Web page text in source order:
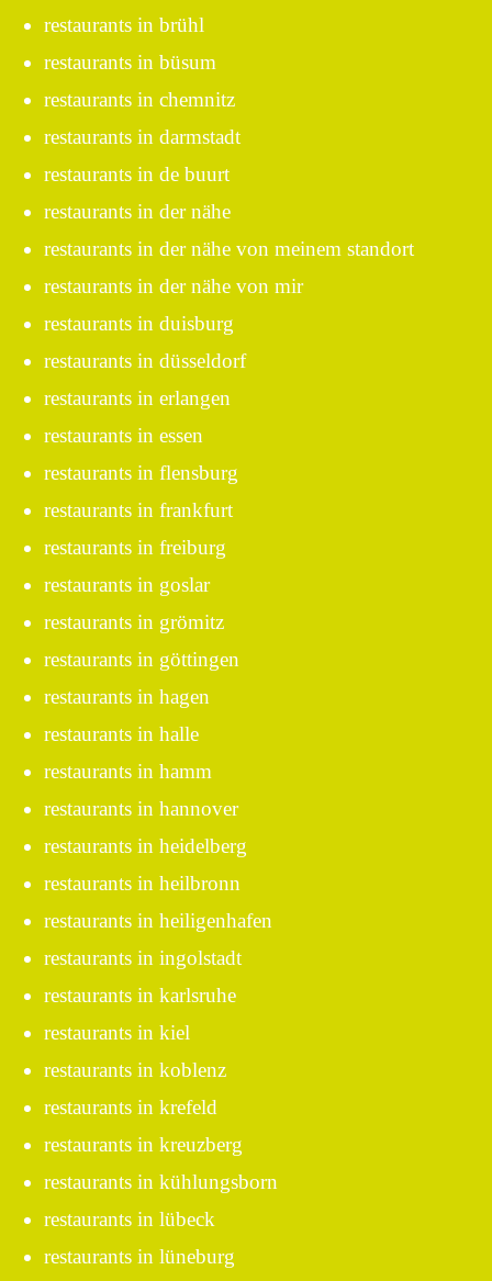
restaurants in brühl
restaurants in büsum
restaurants in chemnitz
restaurants in darmstadt
restaurants in de buurt
restaurants in der nähe
restaurants in der nähe von meinem standort
restaurants in der nähe von mir
restaurants in duisburg
restaurants in düsseldorf
restaurants in erlangen
restaurants in essen
restaurants in flensburg
restaurants in frankfurt
restaurants in freiburg
restaurants in goslar
restaurants in grömitz
restaurants in göttingen
restaurants in hagen
restaurants in halle
restaurants in hamm
restaurants in hannover
restaurants in heidelberg
restaurants in heilbronn
restaurants in heiligenhafen
restaurants in ingolstadt
restaurants in karlsruhe
restaurants in kiel
restaurants in koblenz
restaurants in krefeld
restaurants in kreuzberg
restaurants in kühlungsborn
restaurants in lübeck
restaurants in lüneburg